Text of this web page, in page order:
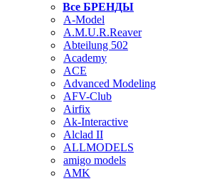
Все БРЕНДЫ
A-Model
A.M.U.R.Reaver
Abteilung 502
Academy
ACE
Advanced Modeling
AFV-Club
Airfix
Ak-Interactive
Alclad II
ALLMODELS
amigo models
AMK